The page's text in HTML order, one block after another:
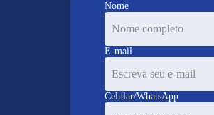
Nome
E-mail
Celular/WhatsApp